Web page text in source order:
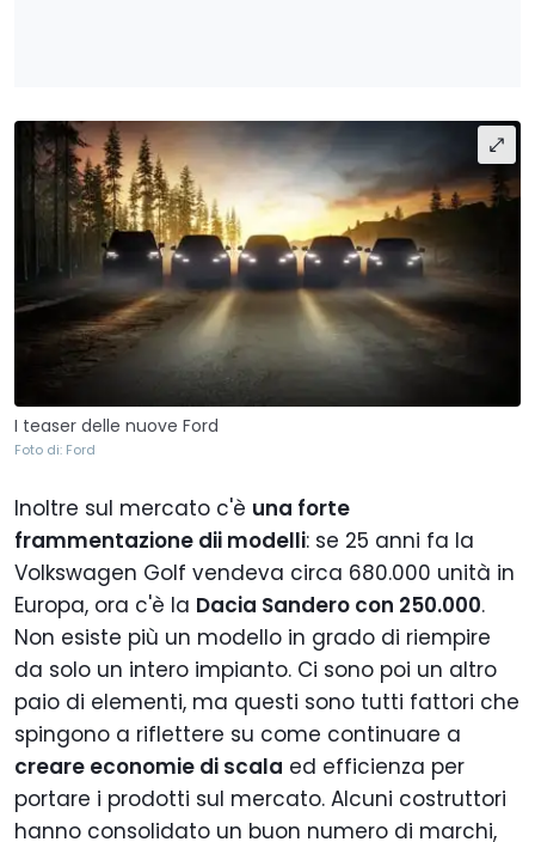
I teaser delle nuove Ford
Foto di: Ford
Inoltre sul mercato c'è una forte
frammentazione dii modelli: se 25 anni fa la
Volkswagen Golf vendeva circa 680.000 unità in
Europa, ora c'è la Dacia Sandero con 250.000.
Non esiste più un modello in grado di riempire
da solo un intero impianto. Ci sono poi un altro
paio di elementi, ma questi sono tutti fattori che
spingono a riflettere su come continuare a
creare economie di scala ed efficienza per
portare i prodotti sul mercato. Alcuni costruttori
hanno consolidato un buon numero di marchi,